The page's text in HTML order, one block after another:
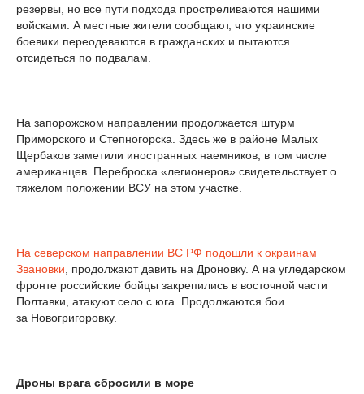
резервы, но все пути подхода простреливаются нашими
войсками. А местные жители сообщают, что украинские
боевики переодеваются в гражданских и пытаются
отсидеться по подвалам.
На запорожском направлении продолжается штурм
Приморского и Степногорска. Здесь же в районе Малых
Щербаков заметили иностранных наемников, в том числе
американцев. Переброска «легионеров» свидетельствует о
тяжелом положении ВСУ на этом участке.
На северском направлении ВС РФ подошли к окраинам
Звановки , продолжают давить на Дроновку. А на угледарском
фронте российские бойцы закрепились в восточной части
Полтавки, атакуют село с юга. Продолжаются бои
за Новогригоровку.
Дроны врага сбросили в море